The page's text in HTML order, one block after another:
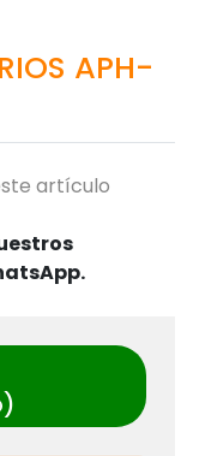
APH-
artículo